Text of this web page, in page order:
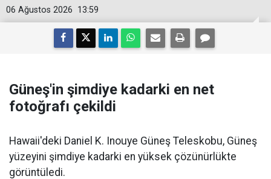
13:59
06 Ağustos 2026
Güneş'in şimdiye kadarki en net
fotoğrafı çekildi
Hawaii'deki Daniel K. Inouye Güneş Teleskobu, Güneş
yüzeyini şimdiye kadarki en yüksek çözünürlükte
görüntüledi.